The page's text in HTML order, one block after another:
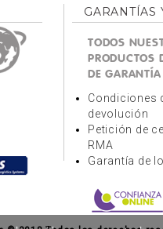
GARANTÍAS
TODOS
PRODUCTOS
DE GARANTÍA
Condiciones
devolución
Petición de
RMA
Garantía de